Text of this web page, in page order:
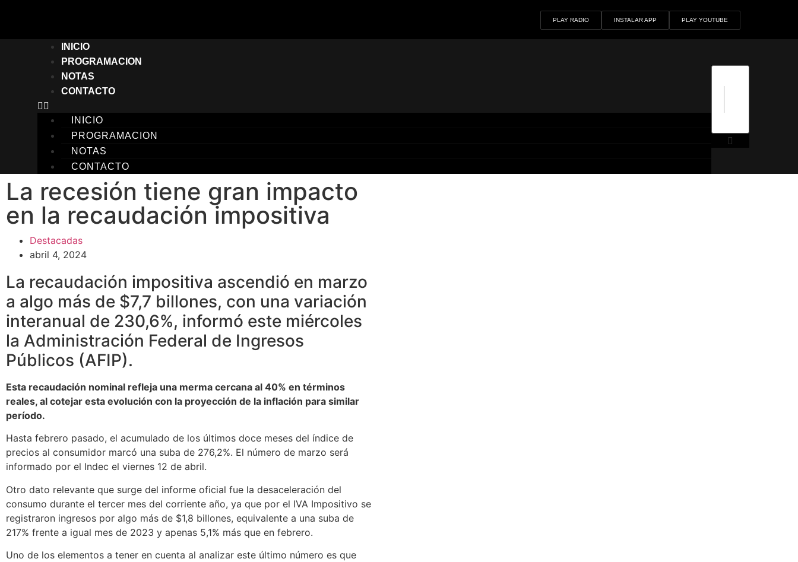
PLAY RADIO INSTALAR APP PLAY YOUTUBE
INICIO
PROGRAMACION
NOTAS
CONTACTO
INICIO
PROGRAMACION
NOTAS
CONTACTO
La recesión tiene gran impacto
en la recaudación impositiva
Destacadas
abril 4, 2024
La recaudación impositiva ascendió en marzo
a algo más de $7,7 billones, con una variación
interanual de 230,6%, informó este miércoles
la Administración Federal de Ingresos
Públicos (AFIP).
Esta recaudación nominal refleja una merma cercana al 40% en términos
reales, al cotejar esta evolución con la proyección de la inflación para similar
período.
Hasta febrero pasado, el acumulado de los últimos doce meses del índice de
precios al consumidor marcó una suba de 276,2%. El número de marzo será
informado por el Indec el viernes 12 de abril.
Otro dato relevante que surge del informe oficial fue la desaceleración del
consumo durante el tercer mes del corriente año, ya que por el IVA Impositivo se
registraron ingresos por algo más de $1,8 billones, equivalente a una suba de
217% frente a igual mes de 2023 y apenas 5,1% más que en febrero.
Uno de los elementos a tener en cuenta al analizar este último número es que